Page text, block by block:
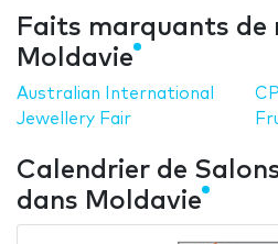
Faits marquants de
Moldavie
Australian International
Jewellery Fair
Calendrier de
dans Moldavie